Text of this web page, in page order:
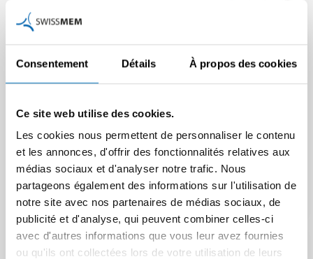
Consentement Détails À propos des cookies
Ce site web utilise des cookies.
Les cookies nous permettent de personnaliser le contenu
et les annonces, d'offrir des fonctionnalités relatives aux
médias sociaux et d'analyser notre trafic. Nous
partageons également des informations sur l'utilisation de
notre site avec nos partenaires de médias sociaux, de
publicité et d'analyse, qui peuvent combiner celles-ci
avec d'autres informations que vous leur avez fournies
ou qu'ils ont collectées lors de votre utilisation de leurs
Article | 28.10.2025
certificat de travail, la
question se pose de savoir
dans quelle mesure…
Relativisation de la
liberté de congé en cas
de collaborateurs et